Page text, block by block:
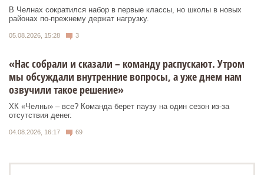
В Челнах сократился набор в первые классы, но школы в новых
районах по-прежнему держат нагрузку.
05.08.2026, 15:28 3
«Нас собрали и сказали – команду распускают. Утром
мы обсуждали внутренние вопросы, а уже днем нам
озвучили такое решение»
ХК «Челны» – все? Команда берет паузу на один сезон из-за
отсутствия денег.
04.08.2026, 16:17 69